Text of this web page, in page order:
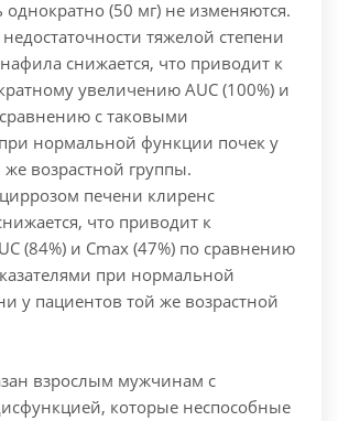
(50 мг) не изменяются.
тяжелой степени
снижается, что приводит к
увеличению AUC (100%) и
с таковыми
нормальной функции почек у
возрастной группы.
печени клиренс
что приводит к
(84%) и Cmax (47%) по сравнению
при нормальной
у пациентов той же возрастной
взрослым мужчинам с
которые неспособные